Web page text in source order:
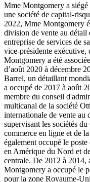
Mme Montgomery a
une société de capital-
2022, Mme Montgomery
division de vente au
entreprise de services de
vice-présidente
Montgomery a été
d’août 2020 à décembre
Barrel, un détaillant
a occupé de 2017 à août
membre du conseil
multicanal de la société
internationale de vente au
supervisant les sociétés
commerce en ligne et de
également occupé le
en Amérique du Nord et
centrale. De 2012 à
Montgomery a occupé le
pour la zone Royaume-